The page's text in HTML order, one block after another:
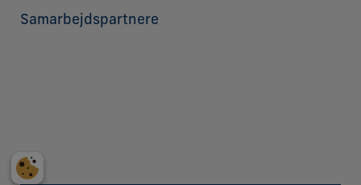
Samarbejdspartnere